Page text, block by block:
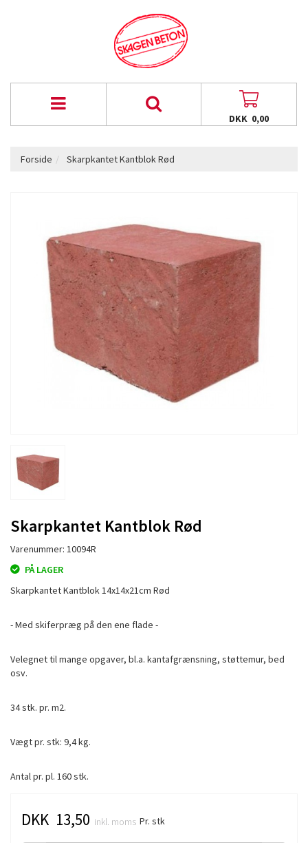
DKK 0,00
Forside Skarpkantet Kantblok Rød
Skarpkantet Kantblok Rød
Varenummer: 10094R
PÅ LAGER
Skarpkantet Kantblok 14x14x21cm Rød
- Med skiferpræg på den ene flade -
Velegnet til mange opgaver, bl.a. kantafgrænsning, støttemur, bed
osv.
34 stk. pr. m2.
Vægt pr. stk: 9,4 kg.
Antal pr. pl. 160 stk.
DKK 13,50 inkl. moms Pr. stk